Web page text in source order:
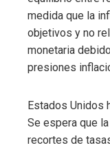
medida que la
objetivos y no
monetaria
presiones
Estados Unidos
Se espera que
recortes de